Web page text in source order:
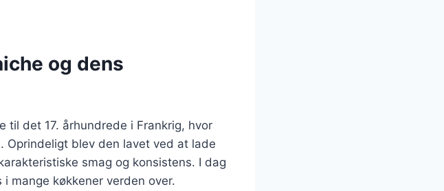
og dens
til det 17. århundrede i Frankrig, hvor
Oprindeligt blev den lavet ved at lade
smag og konsistens. I dag
mange køkkener verden over.